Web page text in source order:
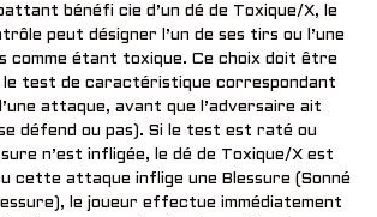
bénéfi cie d’un dé de Toxique/X, le
peut désigner l’un de ses tirs ou l’une
comme étant toxique. Ce choix doit être
le test de caractéristique correspondant
attaque, avant que l’adversaire ait
se défend ou pas). Si le test est raté ou
n’est infligée, le dé de Toxique/X est
cette attaque inflige une Blessure (Sonné
le joueur effectue immédiatement